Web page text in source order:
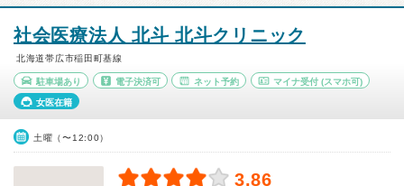
社会医療法人 北斗 北斗クリニック
北海道帯広市稲田町基線
駐車場あり 電子決済可 ネット予約 マイナ受付 (スマホ可)
女医在籍
土曜（〜12:00）
3.86